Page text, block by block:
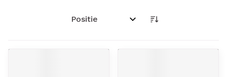
Sorteer op: